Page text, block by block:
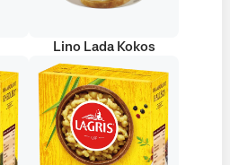
Lino Lada Kokos